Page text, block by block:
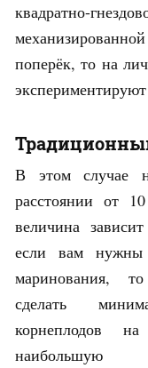
квадратно-
поперёк, то на
В этом случае
расстоянии от
величина
если вам нужны
маринования,
сделать
корнеплодов
наибольшую